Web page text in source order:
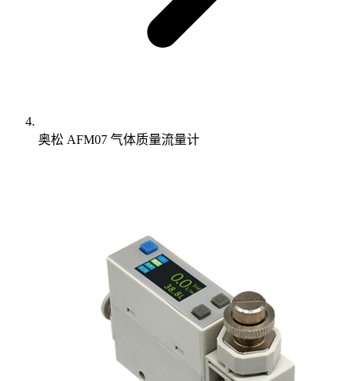
奥松 AFM07 气体质量流量计